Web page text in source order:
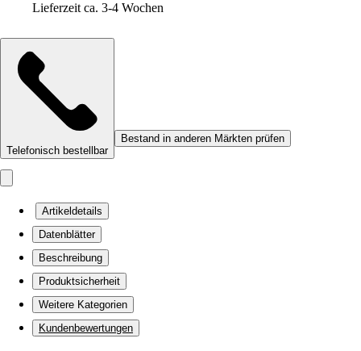
Lieferzeit ca. 3-4 Wochen
Telefonisch bestellbar
Bestand in anderen Märkten prüfen
Artikeldetails
Datenblätter
Beschreibung
Produktsicherheit
Weitere Kategorien
Kundenbewertungen